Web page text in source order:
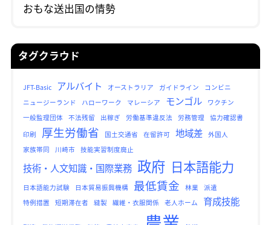
おもな送出国の情勢
タグクラウド
JFT-Basic アルバイト オーストラリア ガイドライン
コンビニ
ニュージーランド
ハローワーク マレーシア モンゴル
ワクチン
一般監理団体
不法残留 出稼ぎ 労働基準違反法 労務管理
協力確認書
印刷
厚生労働省 国土交通省 在留許可 地域差
外国人
家族帯同
川崎市 技能実習制度廃止
技術・人文知識・国際業務 政府 日本語能力
日本語能力試験 日本貿易振興機構 最低賃金 林業
派遣
特例措置
短期滞在者 縫製 繊維・衣服関係 老人ホーム 育成技能